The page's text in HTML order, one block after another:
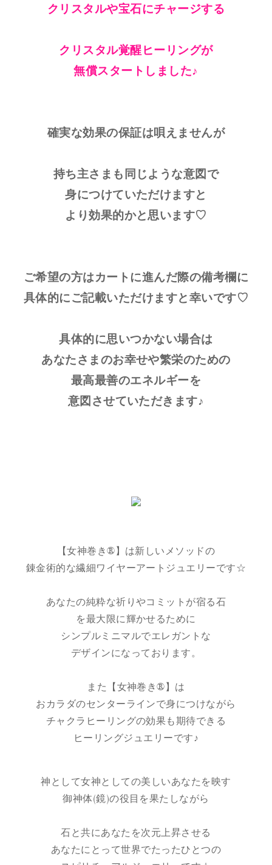
クリスタルや宝石にチャージする
クリスタル覚醒ヒーリングが
無償スタートしました♪
確実な効果の保証は唄えませんが
持ち主さまも同じような意図で
身につけていただけますと
より効果的かと思います♡
ご希望の方はカートに進んだ際の備考欄に
具体的にご記載いただけますと幸いです♡
具体的に思いつかない場合は
あなたさまのお幸せや繁栄のための
最高最善のエネルギーを
意図させていただきます♪
【女神巻き®】は新しいメソッドの
錬金術的な繊細ワイヤーアートジュエリーです☆
あなたの純粋な祈りやコミットが宿る石
を最大限に輝かせるために
シンプルミニマルでエレガントな
デザインになっております。
また【女神巻き®】は
おカラダのセンターラインで身につけながら
チャクラヒーリングの効果も期待できる
ヒーリングジュエリーです♪
神として女神としての美しいあなたを映す
御神体(鏡)の役目を果たしながら
石と共にあなたを次元上昇させる
あなたにとって世界でたったひとつの